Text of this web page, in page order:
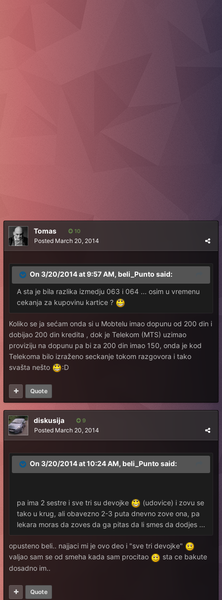
Tomas 10
Posted March 20, 2014
On 3/20/2014 at 9:57 AM, beli_Punto said:
A sta je bila razlika izmedju 063 i 064 ... osim u vremenu
cekanja za kupovinu kartice ?
Koliko se ja sećam onda si u Mobtelu imao dopunu od 200 din i
dobijao 200 din kredita , dok je Telekom (MTS) uzimao
proviziju na dopunu pa bi za 200 din imao 150, onda je kod
Telekoma bilo izraženo seckanje tokom razgovora i tako
svašta nešto
:D
Quote
diskusija 9
Posted March 20, 2014
On 3/20/2014 at 10:24 AM, beli_Punto said:
pa ima 2 sestre i sve tri su devojke
(udovice) i zovu se
tako u krug, ali obavezno 2-3 puta dnevno zove ona, pa
lekara moras da zoves da ga pitas da li smes da dodjes ...
opusteno beli.. najjaci mi je ovo deo i "sve tri devojke"
valjao sam se od smeha kada sam procitao
sta ce bakute
dosadno im..
Quote